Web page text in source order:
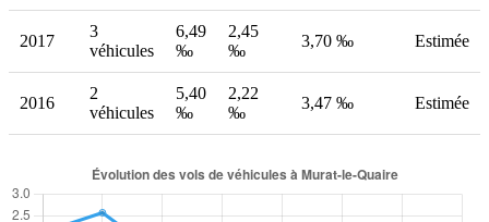
2017
3
véhicules
6,49
‰
2,45
‰
3,70 ‰ Estimée
2016
2
véhicules
5,40
‰
2,22
‰
3,47 ‰ Estimée